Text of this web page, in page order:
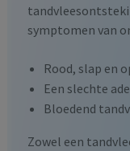
symptomen van
Rood, slap en
Een slechte
Bloedend
Zowel een